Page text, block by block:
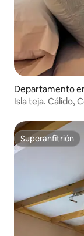
Departamento
Isla teja. Cálido,
Superanfitrión
Superanfitrión